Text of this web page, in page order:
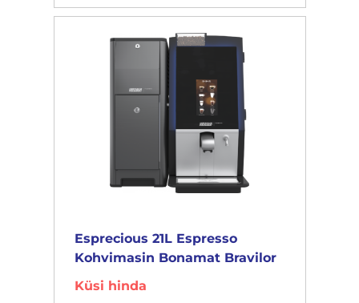
Esprecious 21L Espresso
Kohvimasin Bonamat Bravilor
Küsi hinda